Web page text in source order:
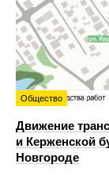
Общество
Движение
и Керженской
Новгороде